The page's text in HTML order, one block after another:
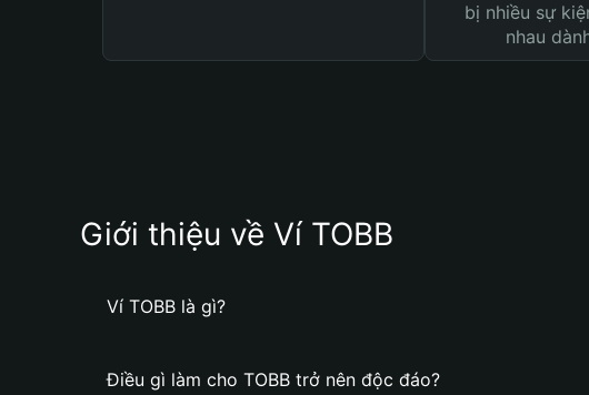
bị nhiều sự
nhau
Giới thiệu về Ví TOBB
Ví TOBB là gì?
Điều gì làm cho TOBB trở nên độc đáo?